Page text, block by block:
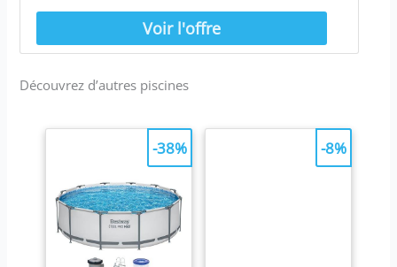
Découvrez d’autres piscines
-38% -8%